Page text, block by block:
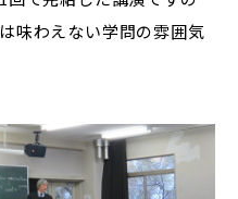
味わえない学問の雰囲気